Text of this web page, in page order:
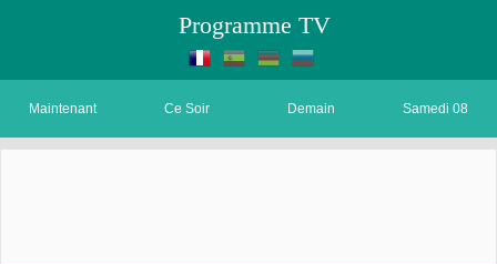
Programme TV
Maintenant Ce Soir Demain Samedi 08